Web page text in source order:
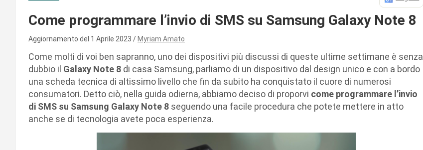
Come programmare l’invio di SMS su Samsung Galaxy Note 8
Aggiornamento del 1 Aprile 2023 Myriam Amato
Come molti di voi ben sapranno, uno dei dispositivi più discussi di queste ultime settimane è senza
dubbio il Galaxy Note 8 di casa Samsung, parliamo di un dispositivo dal design unico e con a bordo
una scheda tecnica di altissimo livello che fin da subito ha conquistato il cuore di numerosi
consumatori. Detto ciò, nella guida odierna, abbiamo deciso di proporvi come programmare l’invio
di SMS su Samsung Galaxy Note 8 seguendo una facile procedura che potete mettere in atto
anche se di tecnologia avete poca esperienza.